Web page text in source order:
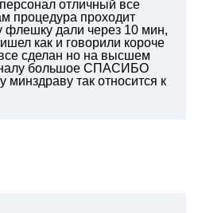
отличный все
процедура проходит
флешку дали через 10 мин,
как и говорили короче
сделан но на высшем
большое СПАСИБО
так относится к